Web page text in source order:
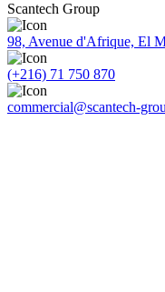
Scantech Group
98, Avenue d'Afrique, El
(+216) 71 750 870
commercial@scantech-